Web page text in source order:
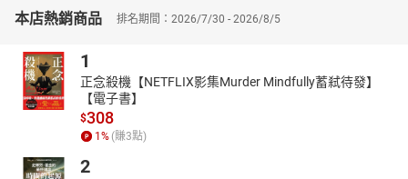
本店熱銷商品 排名期間：2026/7/30 - 2026/8/5
1
正念殺機【NETFLIX影集Murder Mindfully蓄弒待發】
【電子書】
$308
1 % (賺3點)
2